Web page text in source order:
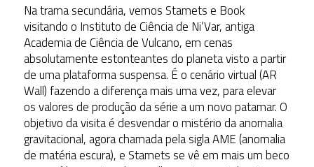
Na trama secundária, vemos Stamets e Book
visitando o Instituto de Ciência de Ni’Var, antiga
Academia de Ciência de Vulcano, em cenas
absolutamente estonteantes do planeta visto a partir
de uma plataforma suspensa. É o cenário virtual (AR
Wall) fazendo a diferença mais uma vez, para elevar
os valores de produção da série a um novo patamar. O
objetivo da visita é desvendar o mistério da anomalia
gravitacional, agora chamada pela sigla AME (anomalia
de matéria escura), e Stamets se vê em mais um beco